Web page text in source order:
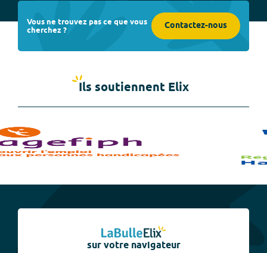
Vous ne trouvez pas ce que vous
cherchez ? Contactez-nous
Ils soutiennent Elix
sur votre navigateur